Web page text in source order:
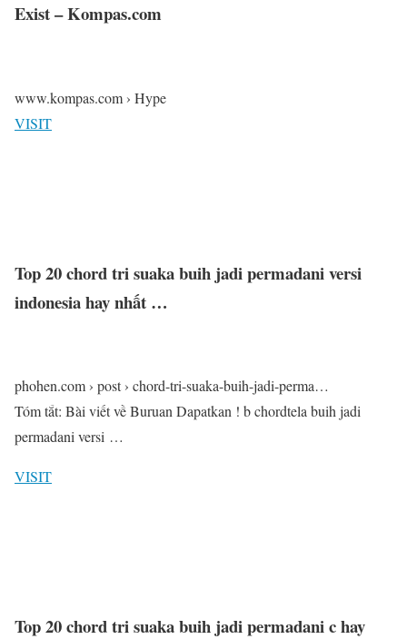
Exist – Kompas.com
www.kompas.com › Hype
VISIT
Top 20 chord tri suaka buih jadi permadani versi
indonesia hay nhất …
phohen.com › post › chord-tri-suaka-buih-jadi-perma…
Tóm tắt: Bài viết về Buruan Dapatkan ! b chordtela buih jadi
permadani versi …
VISIT
Top 20 chord tri suaka buih jadi permadani c hay